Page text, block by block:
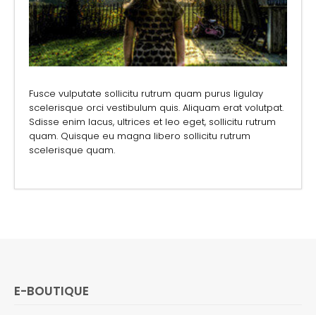
Fusce vulputate sollicitu rutrum quam purus ligulay
scelerisque orci vestibulum quis. Aliquam erat volutpat.
Sdisse enim lacus, ultrices et leo eget, sollicitu rutrum
quam. Quisque eu magna libero sollicitu rutrum
scelerisque quam.
E-BOUTIQUE